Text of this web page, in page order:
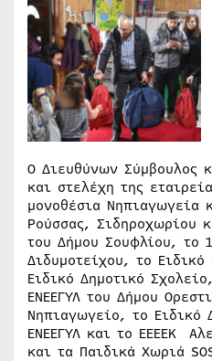
Ο Διευθύνων Σύμβουλος
και στελέχη της
μονοθέσια Νηπιαγωγεία
Ρούσσας, Σιδηροχωρίου
του Δήμου Σουφλίου, το 1
Διδυμοτείχου, το
Ειδικό Δημοτικό
ΕΝΕΕΓΥΛ του Δήμου
Νηπιαγωγείο, το Ειδικό
ΕΝΕΕΓΥΛ και το ΕΕΕΕΚ
και τα Παιδικά Χωριά